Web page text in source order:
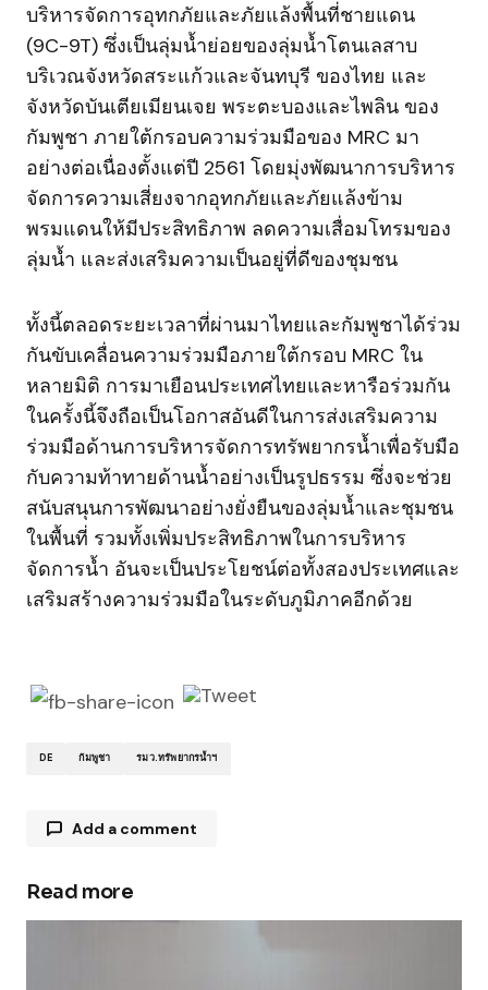
บริหารจัดการอุทกภัยและภัยแล้งพื้นที่ชายแดน
(9C-9T) ซึ่งเป็นลุ่มน้ำย่อยของลุ่มน้ำโตนเลสาบ
บริเวณจังหวัดสระแก้วและจันทบุรี ของไทย และ
จังหวัดบันเตียเมียนเจย พระตะบองและไพลิน ของ
กัมพูชา ภายใต้กรอบความร่วมมือของ MRC มา
อย่างต่อเนื่องตั้งแต่ปี 2561 โดยมุ่งพัฒนาการบริหาร
จัดการความเสี่ยงจากอุทกภัยและภัยแล้งข้าม
พรมแดนให้มีประสิทธิภาพ ลดความเสื่อมโทรมของ
ลุ่มน้ำ และส่งเสริมความเป็นอยู่ที่ดีของชุมชน
ทั้งนี้ตลอดระยะเวลาที่ผ่านมาไทยและกัมพูชาได้ร่วม
กันขับเคลื่อนความร่วมมือภายใต้กรอบ MRC ใน
หลายมิติ การมาเยือนประเทศไทยและหารือร่วมกัน
ในครั้งนี้จึงถือเป็นโอกาสอันดีในการส่งเสริมความ
ร่วมมือด้านการบริหารจัดการทรัพยากรน้ำเพื่อรับมือ
กับความท้าทายด้านน้ำอย่างเป็นรูปธรรม ซึ่งจะช่วย
สนับสนุนการพัฒนาอย่างยั่งยืนของลุ่มน้ำและชุมชน
ในพื้นที่ รวมทั้งเพิ่มประสิทธิภาพในการบริหาร
จัดการน้ำ อันจะเป็นประโยชน์ต่อทั้งสองประเทศและ
เสริมสร้างความร่วมมือในระดับภูมิภาคอีกด้วย
DE กัมพูชา รมว.ทรัพยากรน้ำฯ
Add a comment
Your email address will not be published.
Required fields are marked
Read more